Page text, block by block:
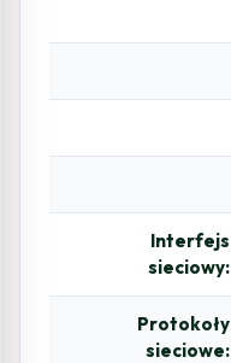
Interfejs
sieciowy:
Protokoły
sieciowe: